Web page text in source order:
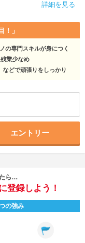
詳細を見る
！」
の専門スキルが身につく
業少なめ
どで頑張りをしっかり
エントリー
ら…
登録しよう！
の強み